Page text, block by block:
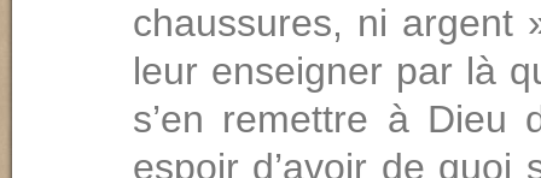
chaussures, ni argent
leur enseigner par là
s’en remettre à Dieu
espoir d’avoir de quoi